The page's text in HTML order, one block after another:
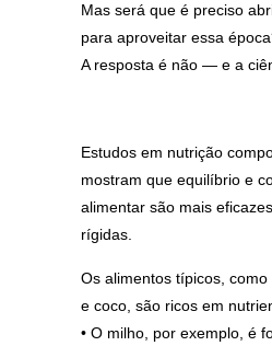
Mas será que é preciso
para aproveitar essa
A resposta é não — e a
Estudos em nutrição
mostram que equilíbrio e
alimentar são mais
rígidas.
Os alimentos típicos,
e coco, são ricos em
• O milho, por exemplo, é